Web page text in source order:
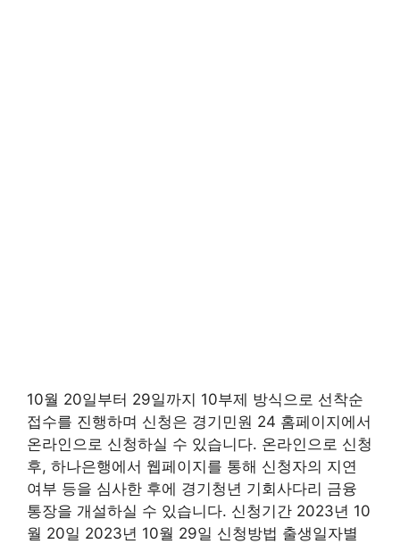
10월 20일부터 29일까지 10부제 방식으로 선착순
접수를 진행하며 신청은 경기민원 24 홈페이지에서
온라인으로 신청하실 수 있습니다. 온라인으로 신청
후, 하나은행에서 웹페이지를 통해 신청자의 지연
여부 등을 심사한 후에 경기청년 기회사다리 금융
통장을 개설하실 수 있습니다. 신청기간 2023년 10
월 20일 2023년 10월 29일 신청방법 출생일자별